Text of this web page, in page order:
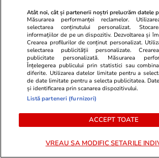
Wowbiz.ro
Andreea Ibacka a izbucnit în
plâns! Ce a emoționat-o până la
lacrimi pe vedetă: „Nu-mi mai e
rușine să fiu vulnerabilă”
Atât noi, cât și partenerii noștri prelucrăm datele
Măsurarea performanței reclamelor.
selectarea conținutului personalizat.
informațiilor de pe un dispozitiv. Dezvoltarea și
Crearea profilurilor de conținut personalizat.
selectarea publicității personalizate.
publicitate personalizată. Măsurarea
Înțelegerea publicului prin statistici sau
diferite. Utilizarea datelor limitate pentru a
de date limitate pentru a selecta publicitatea.
și identificarea prin scanarea dispozitivului.
Listă parteneri (furnizori)
ACCEPT TOATE
VREAU SA MODIFIC SETARILE